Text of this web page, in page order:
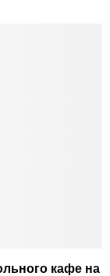
кафе на